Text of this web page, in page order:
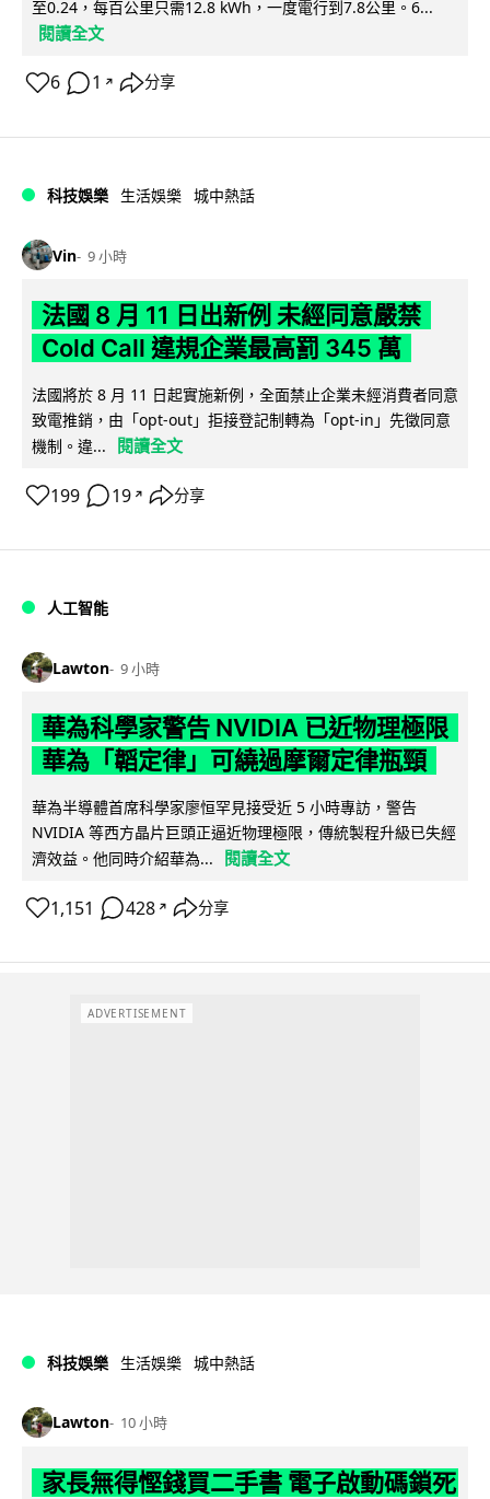
至0.24，每百公里只需12.8 kWh，一度電行到7.8公里。6...
閱讀全文
6 1 ↗ 分享
科技娛樂 生活娛樂 城中熱話
Vin 9 小時
法國 8 月 11 日出新例 未經同意嚴禁
Cold Call 違規企業最高罰 345 萬
法國將於 8 月 11 日起實施新例，全面禁止企業未經消費者同意
致電推銷，由「opt-out」拒接登記制轉為「opt-in」先徵同意
機制。違...
閱讀全文
199 19 ↗ 分享
人工智能
Lawton 9 小時
華為科學家警告 NVIDIA 已近物理極限
華為「韜定律」可繞過摩爾定律瓶頸
華為半導體首席科學家廖恒罕見接受近 5 小時專訪，警告
NVIDIA 等西方晶片巨頭正逼近物理極限，傳統製程升級已失經
濟效益。他同時介紹華為...
閱讀全文
1,151 428 ↗ 分享
ADVERTISEMENT
科技娛樂 生活娛樂 城中熱話
Lawton 10 小時
家長無得慳錢買二手書 電子啟動碼鎖死